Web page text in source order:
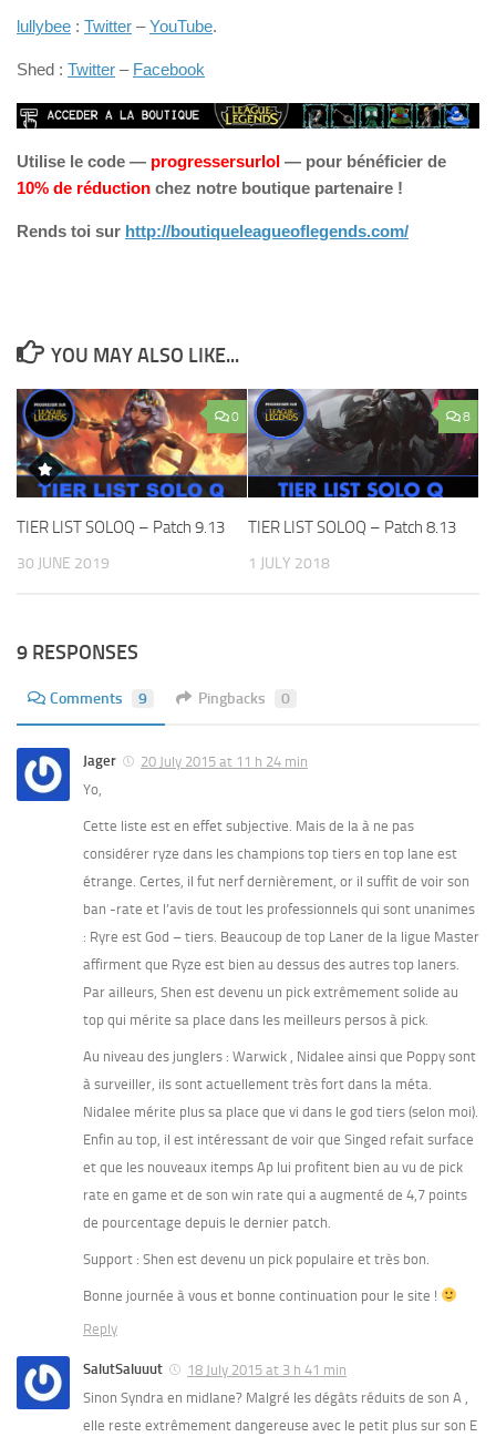
lullybee : Twitter –YouTube.
Shed : Twitter – Facebook
Utilise le code — progressersurlol — pour bénéficier de
10% de réduction chez notre boutique partenaire !
Rends toi sur http://boutiqueleagueoflegends.com/
YOU MAY ALSO LIKE...
0
TIER LIST SOLOQ – Patch 9.13
30 JUNE 2019
8
TIER LIST SOLOQ – Patch 8.13
1 JULY 2018
9 RESPONSES
Comments 9 Pingbacks 0
Jager
20 July 2015 at 11 h 24 min
Yo,
Cette liste est en effet subjective. Mais de la à ne pas
considérer ryze dans les champions top tiers en top lane est
étrange. Certes, il fut nerf dernièrement, or il suffit de voir son
ban -rate et l’avis de tout les professionnels qui sont unanimes
: Ryre est God – tiers. Beaucoup de top Laner de la ligue Master
affirment que Ryze est bien au dessus des autres top laners.
Par ailleurs, Shen est devenu un pick extrêmement solide au
top qui mérite sa place dans les meilleurs persos à pick.
Au niveau des junglers : Warwick , Nidalee ainsi que Poppy sont
à surveiller, ils sont actuellement très fort dans la méta.
Nidalee mérite plus sa place que vi dans le god tiers (selon moi).
Enfin au top, il est intéressant de voir que Singed refait surface
et que les nouveaux itemps Ap lui profitent bien au vu de pick
rate en game et de son win rate qui a augmenté de 4,7 points
de pourcentage depuis le dernier patch.
Support : Shen est devenu un pick populaire et très bon.
Bonne journée à vous et bonne continuation pour le site !
Reply
SalutSaluuut
18 July 2015 at 3 h 41 min
Sinon Syndra en midlane? Malgré les dégâts réduits de son A ,
elle reste extrêmement dangereuse avec le petit plus sur son E